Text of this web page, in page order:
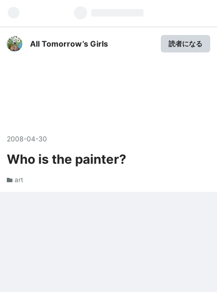
All Tomorrow’s Girls 読者になる
2008-04-30
Who is the painter?
art